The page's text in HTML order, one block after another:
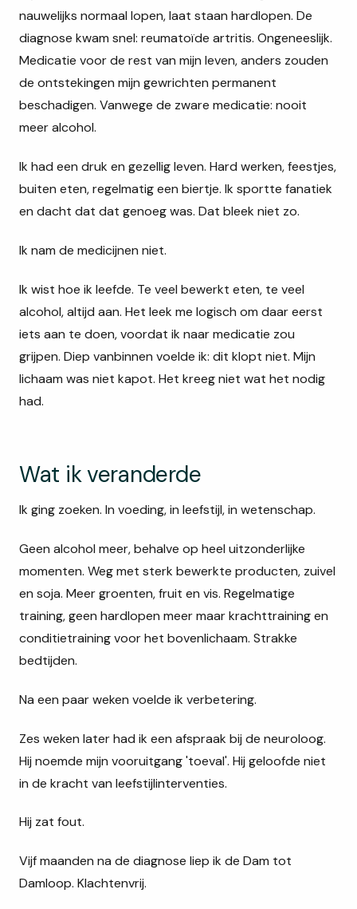
nauwelijks normaal lopen, laat staan hardlopen. De
diagnose kwam snel: reumatoïde artritis. Ongeneeslijk.
Medicatie voor de rest van mijn leven, anders zouden
de ontstekingen mijn gewrichten permanent
beschadigen. Vanwege de zware medicatie: nooit
meer alcohol.
Ik had een druk en gezellig leven. Hard werken, feestjes,
buiten eten, regelmatig een biertje. Ik sportte fanatiek
en dacht dat dat genoeg was. Dat bleek niet zo.
Ik nam de medicijnen niet.
Ik wist hoe ik leefde. Te veel bewerkt eten, te veel
alcohol, altijd aan. Het leek me logisch om daar eerst
iets aan te doen, voordat ik naar medicatie zou
grijpen. Diep vanbinnen voelde ik: dit klopt niet. Mijn
lichaam was niet kapot. Het kreeg niet wat het nodig
had.
Wat ik veranderde
Ik ging zoeken. In voeding, in leefstijl, in wetenschap.
Geen alcohol meer, behalve op heel uitzonderlijke
momenten. Weg met sterk bewerkte producten, zuivel
en soja. Meer groenten, fruit en vis. Regelmatige
training, geen hardlopen meer maar krachttraining en
conditietraining voor het bovenlichaam. Strakke
bedtijden.
Na een paar weken voelde ik verbetering.
Zes weken later had ik een afspraak bij de neuroloog.
Hij noemde mijn vooruitgang 'toeval'. Hij geloofde niet
in de kracht van leefstijlinterventies.
Hij zat fout.
Vijf maanden na de diagnose liep ik de Dam tot
Damloop. Klachtenvrij.